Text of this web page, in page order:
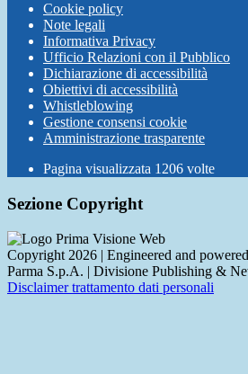
Cookie policy
Note legali
Informativa Privacy
Ufficio Relazioni con il Pubblico
Dichiarazione di accessibilità
Obiettivi di accessibilità
Whistleblowing
Gestione consensi cookie
Amministrazione trasparente
Pagina visualizzata 1206 volte
Sezione Copyright
Copyright 2026 | Engineered and
Parma S.p.A. | Divisione Publishing &
Disclaimer trattamento dati personali